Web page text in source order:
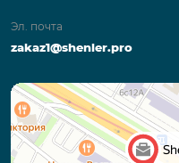
Эл. почта
zakaz1@shenler.pro